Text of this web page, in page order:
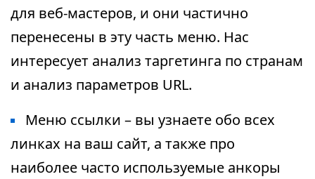
для веб-мастеров, и они частично
перенесены в эту часть меню. Нас
интересует анализ таргетинга по странам
и анализ параметров URL.
Меню ссылки – вы узнаете обо всех
линках на ваш сайт, а также про
наиболее часто используемые анкоры